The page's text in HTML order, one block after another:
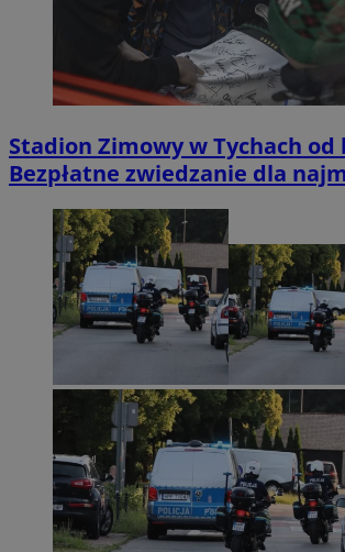
Stadion Zimowy w Tychach od
Bezpłatne zwiedzanie dla